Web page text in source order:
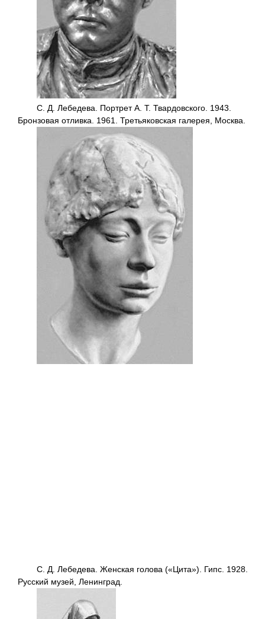
С. Д. Лебедева. Портрет А. Т. Твардовского. 1943.
Бронзовая отливка. 1961. Третьяковская галерея, Москва.
С. Д. Лебедева. Женская голова («Цита»). Гипс. 1928.
Русский музей, Ленинград.